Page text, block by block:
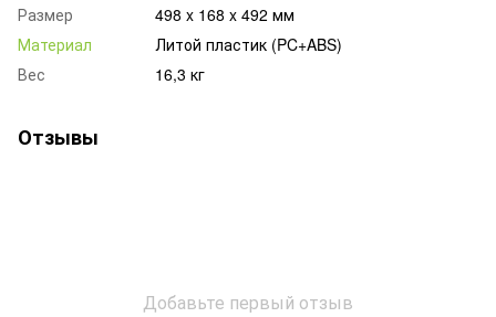
Размер
498 x 168 x 492 мм
Материал
Литой пластик (PC+ABS)
Вес
16,3 кг
Отзывы
Добавьте первый отзыв